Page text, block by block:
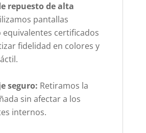
repuesto de alta
pantallas
equivalentes certificados
fidelidad en colores y
seguro: Retiramos la
sin afectar a los
internos.